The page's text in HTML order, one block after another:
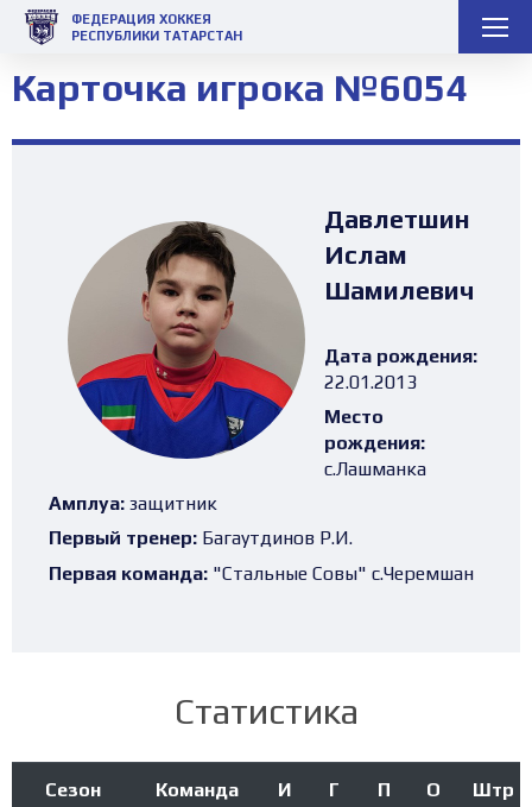
ФЕДЕРАЦИЯ ХОККЕЯ
РЕСПУБЛИКИ ТАТАРСТАН
Карточка игрока №6054
Давлетшин
Ислам
Шамилевич
Дата рождения:
22.01.2013
Место
рождения:
с.Лашманка
Амплуа: защитник
Первый тренер: Багаутдинов Р.И.
Первая команда: "Стальные Совы" с.Черемшан
Статистика
Сезон Команда И Г П О Штр